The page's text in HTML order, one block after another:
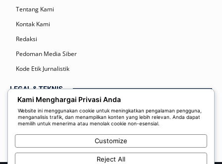
Tentang Kami
Kontak Kami
Redaksi
Pedoman Media Siber
Kode Etik Jurnalistik
LEGAL & TEKNIS
Kebijakan Privasi
Syarat dan Ketentuan
Disclaimer
Kami Menghargai Privasi Anda
Website ini menggunakan cookie untuk meningkatkan pengalaman pengguna,
menganalisis trafik, dan menampilkan konten yang lebih relevan. Anda dapat
memilih untuk menerima atau menolak cookie non-esensial.
Customize
Reject All